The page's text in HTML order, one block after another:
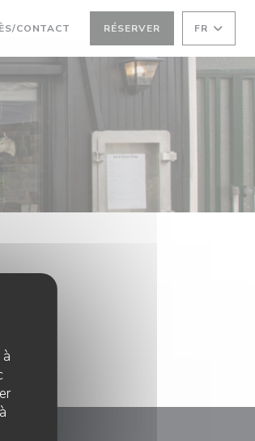
UNE NOUVELLE FENÊTRE))
CONTACT RÉSERVER FR